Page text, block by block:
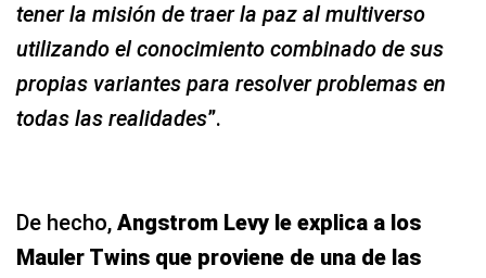
tener la misión de traer la paz al multiverso
utilizando el conocimiento combinado de sus
propias variantes para resolver problemas en
todas las realidades”.
De hecho, Angstrom Levy le explica a los
Mauler Twins que proviene de una de las